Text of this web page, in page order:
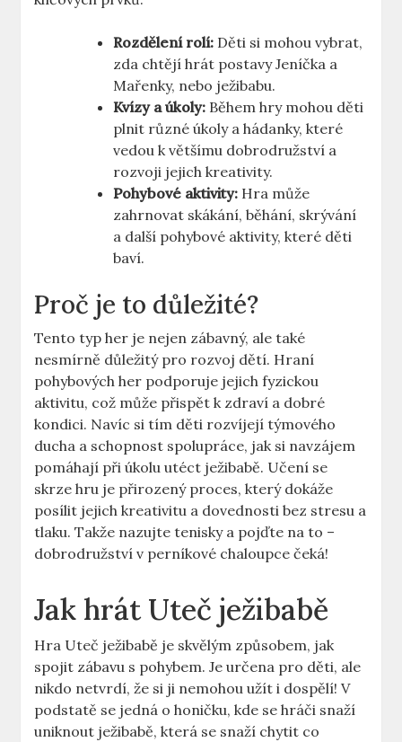
Rozdělení rolí: Děti si mohou vybrat,
zda chtějí hrát postavy Jeníčka a
Mařenky, nebo ježibabu.
Kvízy a úkoly: Během hry mohou děti
plnit různé úkoly a hádanky, které
vedou k většímu dobrodružství a
rozvoji jejich kreativity.
Pohybové aktivity: Hra může
zahrnovat skákání, běhání, skrývání
a další pohybové aktivity, které děti
baví.
Proč je to důležité?
Tento typ her je nejen zábavný, ale také
nesmírně důležitý pro rozvoj dětí. Hraní
pohybových her podporuje jejich fyzickou
aktivitu, což může přispět k zdraví a dobré
kondici. Navíc si tím děti rozvíjejí týmového
ducha a schopnost spolupráce, jak si navzájem
pomáhají při úkolu utéct ježibabě. Učení se
skrze hru je přirozený proces, který dokáže
posílit jejich kreativitu a dovednosti bez stresu a
tlaku. Takže nazujte tenisky a pojďte na to –
dobrodružství v perníkové chaloupce čeká!
Jak hrát Uteč ježibabě
Hra Uteč ježibabě je skvělým způsobem, jak
spojit zábavu s pohybem. Je určena pro děti, ale
nikdo netvrdí, že si ji nemohou užít i dospělí! V
podstatě se jedná o honičku, kde se hráči snaží
uniknout ježibabě, která se snaží chytit co